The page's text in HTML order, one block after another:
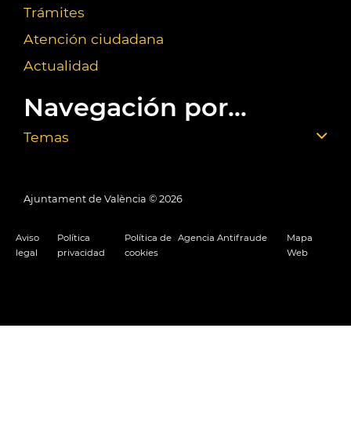
Trámites
Atención ciudadana
Actualidad
Navegación por...
Temas
Ajuntament de València © 2026
Aviso
legal
Política
privacidad
Política de
cookies
Agencia Antifraude
Mapa
Web